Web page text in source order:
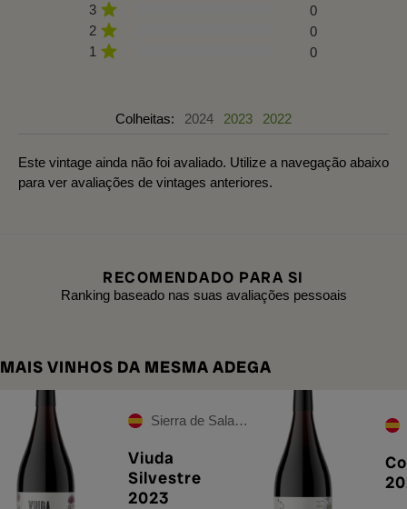
3
0
2
0
1
0
Colheitas: 2024 2023 2022
Este vintage ainda não foi avaliado. Utilize a navegação abaixo
para ver avaliações de vintages anteriores.
RECOMENDADO PARA SI
Ranking baseado nas suas avaliações pessoais
MAIS VINHOS DA MESMA ADEGA
Sierra de Salamanca
Viuda
Silvestre
2023